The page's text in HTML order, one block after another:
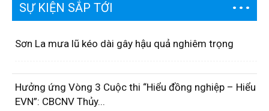
SỰ KIỆN SẮP TỚI
Sơn La mưa lũ kéo dài gây hậu quả nghiêm trọng
Hưởng ứng Vòng 3 Cuộc thi “Hiểu đồng nghiệp – Hiểu
EVN”: CBCNV Thủy...